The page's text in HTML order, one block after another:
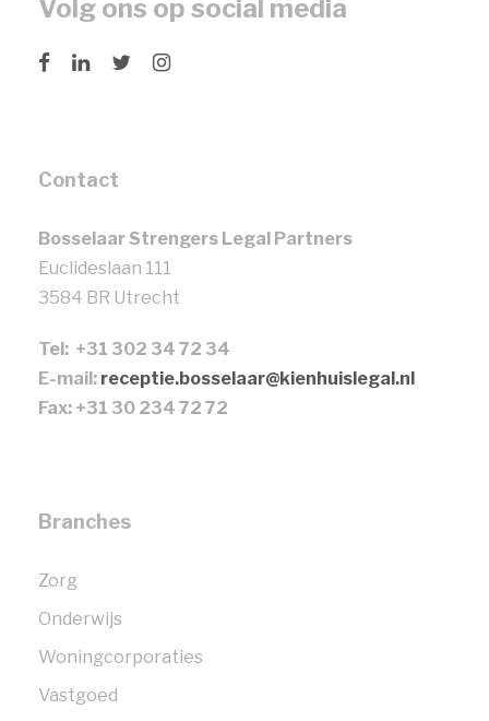
Volg ons op social media
Contact
Bosselaar Strengers Legal Partners
Euclideslaan 111
3584 BR Utrecht
Tel: +31 302 34 72 34
E-mail: receptie.bosselaar@kienhuislegal.nl
Fax: +31 30 234 72 72
Branches
Zorg
Onderwijs
Woningcorporaties
Vastgoed